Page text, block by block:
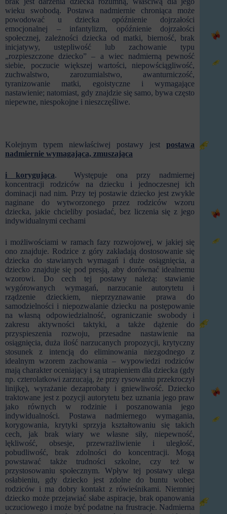
wieku swobodą. Postawa nadmiernie chroniąca może
powodować u dziecka opóźnienie dojrzałości
emocjonalnej – infantylizm, opóźnienie dojrzałości
społecznej, zależności dziecka od matki, bierność, brak
inicjatywy, ustępliwość lub zachowanie typu
„rozpieszczone dziecko” – a wiec nadmierną pewność
siebie, poczucie większej wartości, niepowściągliwość,
zuchwalstwo, zarozumialstwo, awanturniczość,
tyranizowanie matki, egoistyczne i wymagające
nastawienie; natomiast, gdy znajdzie się samo, bywa często
niepewne, niespokojne i nieszczęśliwe.
Kolejnym typem niewłaściwej postawy jestpostawa
nadmiernie wymagająca, zmuszająca
i korygująca. Występuje ona przy nadmiernej
koncentracji rodziców na dziecku i jednoczesnej ich
dominacji nad nim. Przy tej postawie dziecko jest zwykle
naginane do wytworzonego przez rodziców wzoru
dziecka, jakie chcieliby posiadać, bez liczenia się z jego
indywidualnymi cechami
i możliwościami w ramach fazy rozwojowej, w jakiej się
ono znajduje. Rodzice z góry zakładają dostosowanie się
dziecka do stawianych wymagań i duże osiągnięcia, a
dziecko znajduje się pod presją, aby dorównać idealnemu
wzorowi. Do cech tej postawy należą: stawianie
wygórowanych wymagań, narzucanie autorytetu i
rządzenie dzieckiem, nieprzyznawanie prawa do
samodzielności i niepozwalanie dziecku na postępowanie
na własną odpowiedzialność, ograniczanie swobody i
zakresu aktywności taktyki, a także dążenie do
przyspieszenia rozwoju, przesadne nastawienie na
osiągnięcia, duża ilość narzucanych propozycji, krytyczny
stosunek z intencją do eliminowania niezgodnego z
idealnym wzorem zachowania – wypowiedzi rodziców
mają charakter oceniający i są utrapieniem dla dziecka (gdy
np. czterolatkowi zarzucają, że przy rysowaniu przekroczył
linijkę), wyrażanie dezaprobaty i gniewliwość. Dziecko
traktowane jest z pozycji autorytetu bez uznania jego praw
jako równych w rodzinie i poszanowania jego
indywidualności. Postawa nadmiernego wymagania,
korygowania, krytyki sprzyja kształtowaniu się takich
cech, jak brak wiary we własne siły, niepewność,
lękliwość, obsesje, przewrażliwienie i uległość,
pobudliwość, brak zdolności do koncentracji. Mogą
powstawać także trudności szkolne, czy też w
przystosowaniu społecznym. Wpływ tej postawy ulega
osłabieniu, gdy dziecko jest zdolne do buntu wobec
rodziców i ma dobry kontakt z rówieśnikami. Niemniej
dziecko może przejawiać słabe aspiracje, brak opanowania
uczuciowego i może być podatne na frustracje. Nadmierna